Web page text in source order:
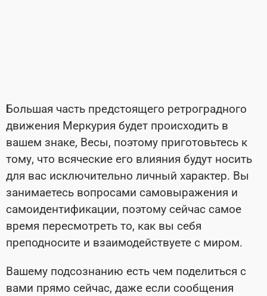
Большая часть предстоящего ретроградного
движения Меркурия будет происходить в
вашем знаке, Весы, поэтому приготовьтесь к
тому, что всяческие его влияния будут носить
для вас исключительно личный характер. Вы
занимаетесь вопросами самовыражения и
самоидентификации, поэтому сейчас самое
время пересмотреть то, как вы себя
преподносите и взаимодействуете с миром.
Вашему подсознанию есть чем поделиться с
вами прямо сейчас, даже если сообщения